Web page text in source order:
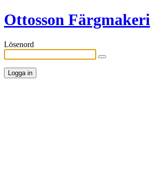
Ottosson Färgmakeri
Lösenord